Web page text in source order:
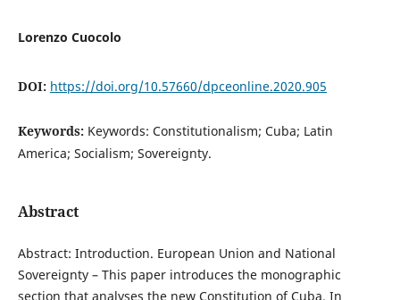
Lorenzo Cuocolo
DOI: https://doi.org/10.57660/dpceonline.2020.905
Keywords: Keywords: Constitutionalism; Cuba; Latin
America; Socialism; Sovereignty.
Abstract
Abstract: Introduction. European Union and National
Sovereignty – This paper introduces the monographic
section that analyses the new Constitution of Cuba. In